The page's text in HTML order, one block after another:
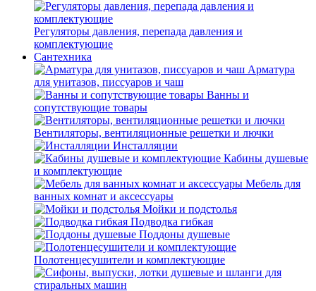
Регуляторы давления, перепада давления и
комплектующие
Сантехника
Арматура
для унитазов, писсуаров и чаш
Ванны и
сопутствующие товары
Вентиляторы, вентиляционные решетки и лючки
Инсталляции
Кабины душевые
и комплектующие
Мебель для
ванных комнат и аксессуары
Мойки и подстолья
Подводка гибкая
Поддоны душевые
Полотенцесушители и комплектующие